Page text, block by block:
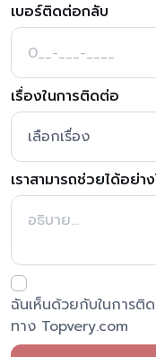
เบอร์ติดต่อกลับ
เรื่องในการติดต่อ
เราสามารถช่วยได้อย่า
ฉันเห็นด้วยกับในการติ
ทาง Topvery.com